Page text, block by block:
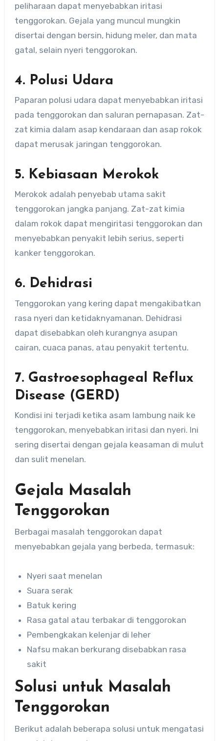
peliharaan dapat menyebabkan iritasi
tenggorokan. Gejala yang muncul mungkin
disertai dengan bersin, hidung meler, dan mata
gatal, selain nyeri tenggorokan.
4. Polusi Udara
Paparan polusi udara dapat menyebabkan iritasi
pada tenggorokan dan saluran pernapasan. Zat-
zat kimia dalam asap kendaraan dan asap rokok
dapat merusak jaringan tenggorokan.
5. Kebiasaan Merokok
Merokok adalah penyebab utama sakit
tenggorokan jangka panjang. Zat-zat kimia
dalam rokok dapat mengiritasi tenggorokan dan
menyebabkan penyakit lebih serius, seperti
kanker tenggorokan.
6. Dehidrasi
Tenggorokan yang kering dapat mengakibatkan
rasa nyeri dan ketidaknyamanan. Dehidrasi
dapat disebabkan oleh kurangnya asupan
cairan, cuaca panas, atau penyakit tertentu.
7. Gastroesophageal Reflux
Disease (GERD)
Kondisi ini terjadi ketika asam lambung naik ke
tenggorokan, menyebabkan iritasi dan nyeri. Ini
sering disertai dengan gejala keasaman di mulut
dan sulit menelan.
Gejala Masalah
Tenggorokan
Berbagai masalah tenggorokan dapat
menyebabkan gejala yang berbeda, termasuk:
Nyeri saat menelan
Suara serak
Batuk kering
Rasa gatal atau terbakar di tenggorokan
Pembengkakan kelenjar di leher
Nafsu makan berkurang disebabkan rasa
sakit
Solusi untuk Masalah
Tenggorokan
Berikut adalah beberapa solusi untuk mengatasi